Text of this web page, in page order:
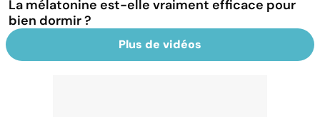
La mélatonine est-elle vraiment efficace pour
bien dormir ?
Plus de vidéos